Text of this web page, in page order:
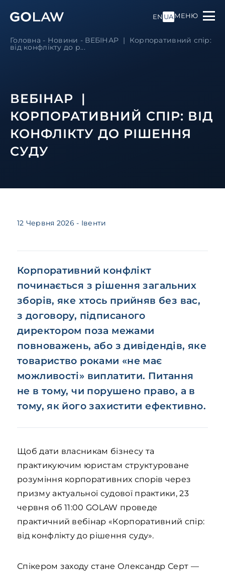
EN UAМЕНЮ
Головна - Новини - ВЕБІНАР | Корпоративний спір:
від конфлікту до р...
ВЕБІНАР |
КОРПОРАТИВНИЙ СПІР: ВІД
КОНФЛІКТУ ДО РІШЕННЯ
СУДУ
12 Червня 2026 - Івенти
Корпоративний конфлікт
починається з рішення загальних
зборів, яке хтось прийняв без вас,
з договору, підписаного
директором поза межами
повноважень, або з дивідендів, яке
товариство роками «не має
можливості» виплатити. Питання
не в тому, чи порушено право, а в
тому, як його захистити ефективно.
Щоб дати власникам бізнесу та
практикуючим юристам структуроване
розуміння корпоративних спорів через
призму актуальної судової практики, 23
червня об 11:00 GOLAW проведе
практичний вебінар «Корпоративний спір:
від конфлікту до рішення суду».
Спікером заходу стане Олександр Серт —